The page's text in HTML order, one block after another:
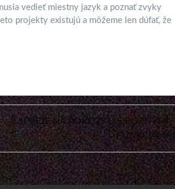
vedieť miestny jazyk a poznať zvyky
projekty existujú a môžeme len dúfať, že
3 SPREJE NA POKOŽKU S RÔZNYMI
FUNKCIAMI